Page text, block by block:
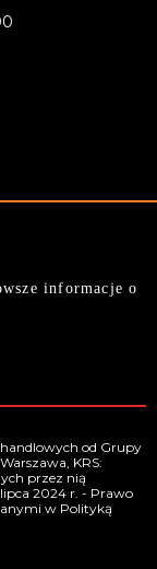
informacje o
od Grupy
KRS:
przez nią
2024 r. - Prawo
w Polityką